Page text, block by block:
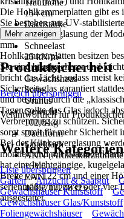
Traufhöhe
154 cm
Dachstärke
6 mm
Schneelast
25 kN/m²
Artikeltyp
Gewächshaus
Serie
Uranus
Gewicht
102,6 kg
Dachform
Satteldach
AKN
16Y8
EAN
4005717208325
Die Hohlkammerplatten gibt es
Sie bestehen aus UV-
Dachfensterverglasung der
mm.
Hohlkammerplatten besitzen
Sie sind bruchsicherer und
bricht das Licht, sodass meist
Sicherheitsglas garantiert
und besticht durch die
Tagen sollte das Glas jedoch
Verbrennung zu schützen.
sorgt somit für mehr Sicherheit
Bei der Klinkerverglasung
montiert und mit
hat eine leichtgängige,
Breite von 122 cm und einer
serienmäßig mit zwei oder vier
ausgestattet.
Mehr anzeigen
Produktsicherheit
Bereich überspringen
Verantwortlich für
Weitere Kategorien
Liste überspringen
Garten
Anzucht & Saatgut
Gewächshäuser Kunststoff
Gewächshäuser Glas/Kunststoff
Foliengewächshäuser